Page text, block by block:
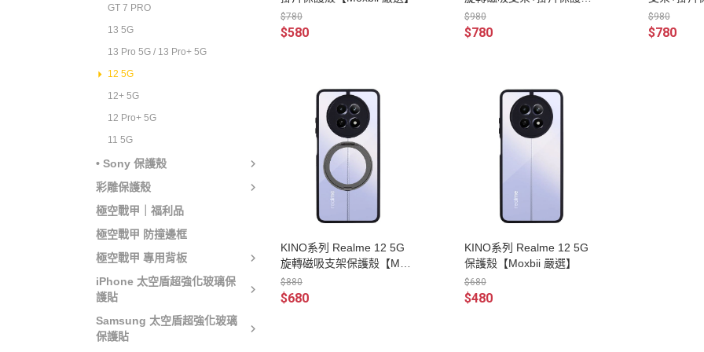
GT 7 PRO
13 5G
13 Pro 5G / 13 Pro+ 5G
12 5G
12+ 5G
12 Pro+ 5G
11 5G
• Sony 保護殼
彩雕保護殼
極空戰甲｜福利品
極空戰甲 防撞邊框
極空戰甲 專用背板
iPhone 太空盾超強化玻璃保
護貼
Samsung 太空盾超強化玻璃
保護貼
$780
$580
【Moxbii 嚴選】
$980
$780
嚴選】
$980
$780
KINO系列 Realme 12 5G
旋轉磁吸支架保護殼【Mox
bii 嚴選】
$880
$680
KINO系列 Realme 12 5G
保護殼【Moxbii 嚴選】
$680
$480